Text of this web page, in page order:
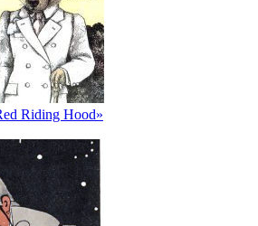
Riding Hood»